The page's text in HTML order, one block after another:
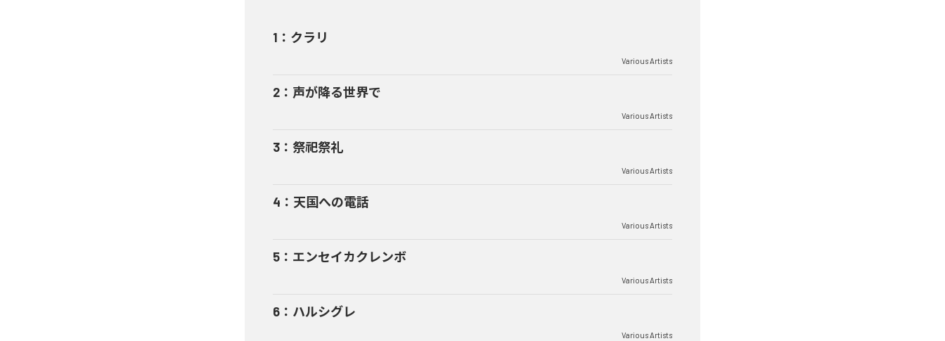
1 ： クラリ
Various Artists
2 ： 声が降る世界で
Various Artists
3 ： 祭祀祭礼
Various Artists
4 ： 天国への電話
Various Artists
5 ： エンセイカクレンボ
Various Artists
6 ： ハルシグレ
Various Artists